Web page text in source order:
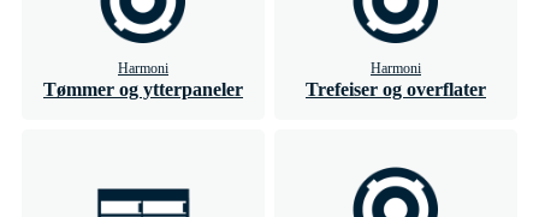
Harmoni
Tømmer og ytterpaneler
Harmoni
Trefeiser og overflater